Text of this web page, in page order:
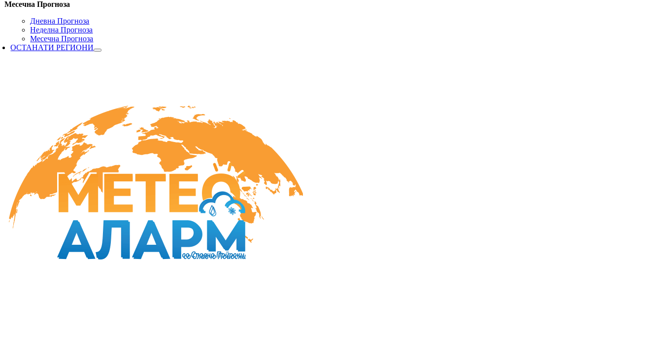
Месечна Прогноза
Дневна Прогноза
Неделна Прогноза
Месечна Прогноза
ОСТАНАТИ РЕГИОНИ